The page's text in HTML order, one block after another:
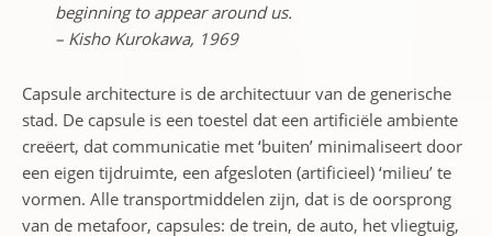
beginning to appear around us.
– Kisho Kurokawa, 1969
Capsule architecture is de architectuur van de generische
stad. De capsule is een toestel dat een artificiële ambiente
creëert, dat communicatie met ‘buiten’ minimaliseert door
een eigen tijdruimte, een afgesloten (artificieel) ‘milieu’ te
vormen. Alle transportmiddelen zijn, dat is de oorsprong
van de metafoor, capsules: de trein, de auto, het vliegtuig,